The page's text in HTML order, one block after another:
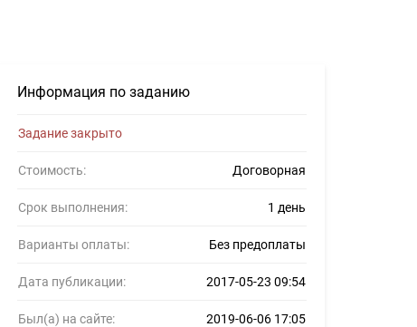
Информация по заданию
Задание закрыто
Стоимость: Договорная
Срок выполнения: 1 день
Варианты оплаты: Без предоплаты
Дата публикации: 2017-05-23 09:54
Был(а) на сайте: 2019-06-06 17:05